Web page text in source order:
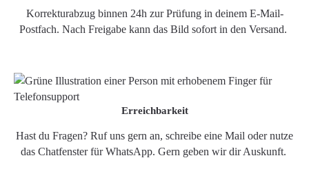
Korrekturabzug binnen 24h zur Prüfung in deinem E-Mail-
Postfach. Nach Freigabe kann das Bild sofort in den Versand.
Erreichbarkeit
Hast du Fragen? Ruf uns gern an, schreibe eine Mail oder nutze
das Chatfenster für WhatsApp. Gern geben wir dir Auskunft.